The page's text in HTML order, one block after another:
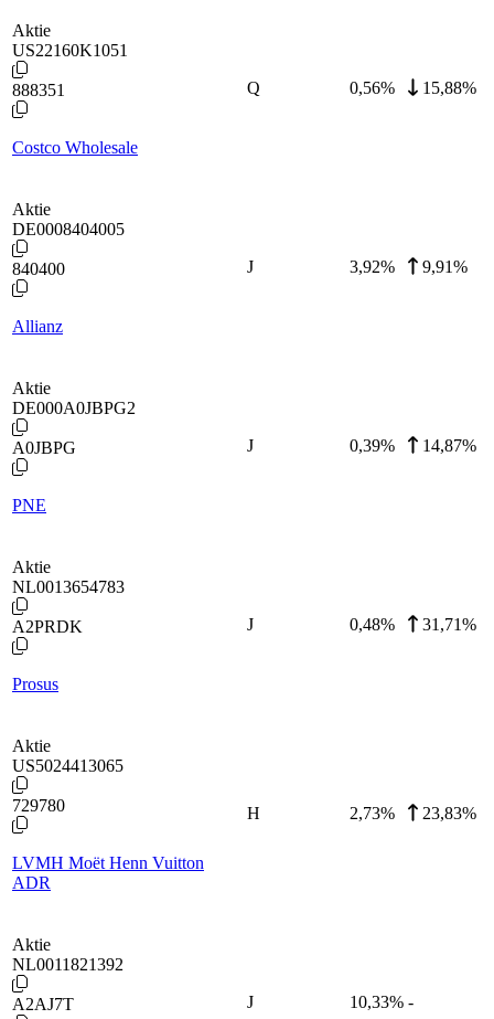
Aktie
US22160K1051
888351
Costco Wholesale
Q 0,56% 15,88%
Aktie
DE0008404005
840400
Allianz
J 3,92% 9,91%
Aktie
DE000A0JBPG2
A0JBPG
PNE
J 0,39% 14,87%
Aktie
NL0013654783
A2PRDK
Prosus
J 0,48% 31,71%
Aktie
US5024413065
729780
LVMH Moët Henn Vuitton
ADR
H 2,73% 23,83%
Aktie
NL0011821392
A2AJ7T J 10,33% -